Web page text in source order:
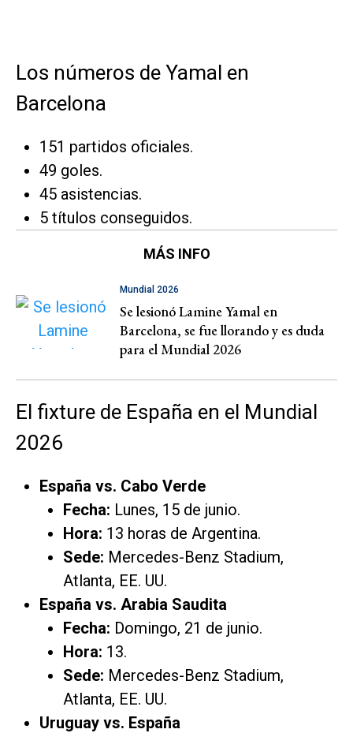
Los números de Yamal en
Barcelona
151 partidos oficiales.
49 goles.
45 asistencias.
5 títulos conseguidos.
MÁS INFO
Mundial 2026
Se lesionó Lamine Yamal en
Barcelona, se fue llorando y es duda
para el Mundial 2026
El fixture de España en el Mundial
2026
España vs. Cabo Verde
Fecha: Lunes, 15 de junio.
Hora: 13 horas de Argentina.
Sede: Mercedes-Benz Stadium,
Atlanta, EE. UU.
España vs. Arabia Saudita
Fecha: Domingo, 21 de junio.
Hora: 13.
Sede: Mercedes-Benz Stadium,
Atlanta, EE. UU.
Uruguay vs. España